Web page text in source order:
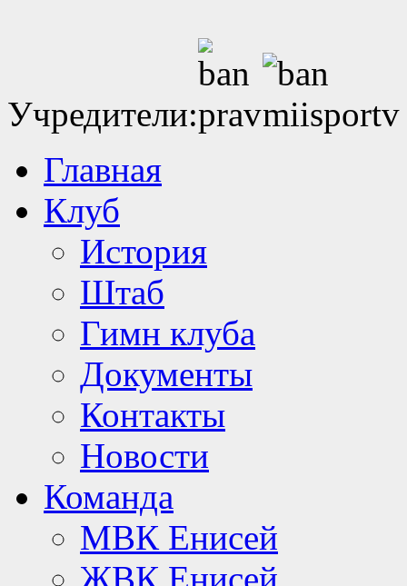
Учредители:
Главная
Клуб
История
Штаб
Гимн клуба
Документы
Контакты
Новости
Команда
МВК Енисей